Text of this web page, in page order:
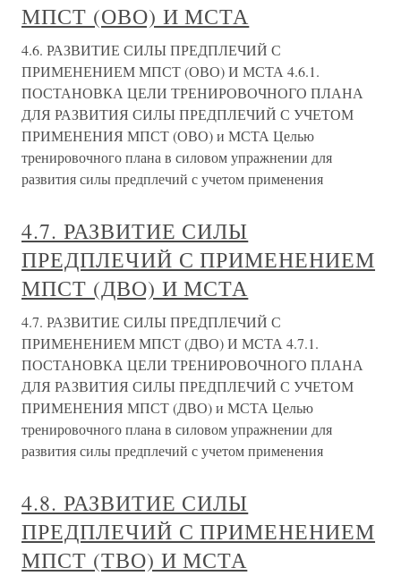
МПСТ (ОВО) И МСТА
4.6. РАЗВИТИЕ СИЛЫ ПРЕДПЛЕЧИЙ С
ПРИМЕНЕНИЕМ МПСТ (ОВО) И МСТА 4.6.1.
ПОСТАНОВКА ЦЕЛИ ТРЕНИРОВОЧНОГО ПЛАНА
ДЛЯ РАЗВИТИЯ СИЛЫ ПРЕДПЛЕЧИЙ С УЧЕТОМ
ПРИМЕНЕНИЯ МПСТ (ОВО) и МСТА Целью
тренировочного плана в силовом упражнении для
развития силы предплечий с учетом применения
4.7. РАЗВИТИЕ СИЛЫ
ПРЕДПЛЕЧИЙ С ПРИМЕНЕНИЕМ
МПСТ (ДВО) И МСТА
4.7. РАЗВИТИЕ СИЛЫ ПРЕДПЛЕЧИЙ С
ПРИМЕНЕНИЕМ МПСТ (ДВО) И МСТА 4.7.1.
ПОСТАНОВКА ЦЕЛИ ТРЕНИРОВОЧНОГО ПЛАНА
ДЛЯ РАЗВИТИЯ СИЛЫ ПРЕДПЛЕЧИЙ С УЧЕТОМ
ПРИМЕНЕНИЯ МПСТ (ДВО) и МСТА Целью
тренировочного плана в силовом упражнении для
развития силы предплечий с учетом применения
4.8. РАЗВИТИЕ СИЛЫ
ПРЕДПЛЕЧИЙ С ПРИМЕНЕНИЕМ
МПСТ (ТВО) И МСТА